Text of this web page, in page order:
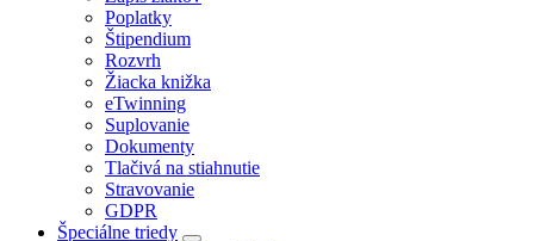
Poplatky
Štipendium
Rozvrh
Žiacka knižka
eTwinning
Suplovanie
Dokumenty
Tlačivá na stiahnutie
Stravovanie
GDPR
Špeciálne triedy